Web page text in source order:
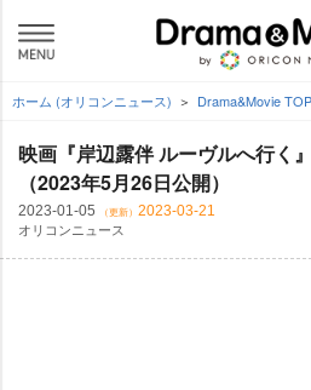
ホーム (オリコンニュース) Drama&Movie TOP
映画『岸辺露伴 ルーヴルへ行く
（2023年5月26日公開）
2023-01-05 （更新） 2023-03-21
オリコンニュース